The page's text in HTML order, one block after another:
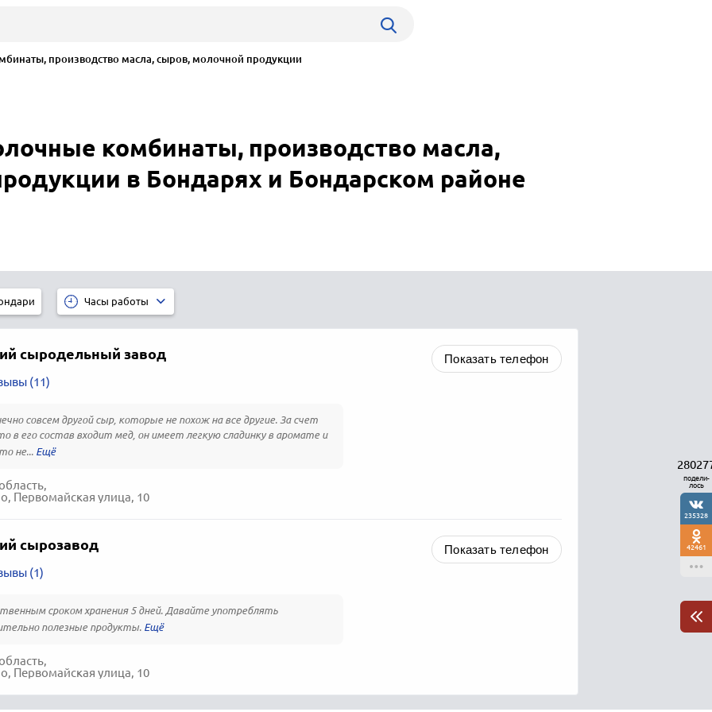
производство масла, сыров, молочной продукции
комбинаты, производство масла,
в Бондарях и Бондарском районе
Часы работы
сыродельный завод
(11)
совсем другой сыр, которые не похож на все другие. За счет
в его состав входит мед, он имеет легкую сладинку в аромате и
не...
Первомайская улица, 10
Показать телефон
сырозавод
(1)
сроком хранения 5 дней. Давайте употреблять
полезные продукты.
Первомайская улица, 10
Показать телефон
подели-
лось
235328
42461